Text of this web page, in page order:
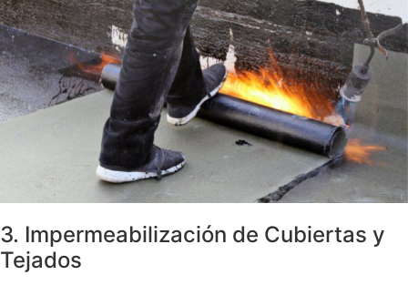
3. Impermeabilización de Cubiertas y
Tejados